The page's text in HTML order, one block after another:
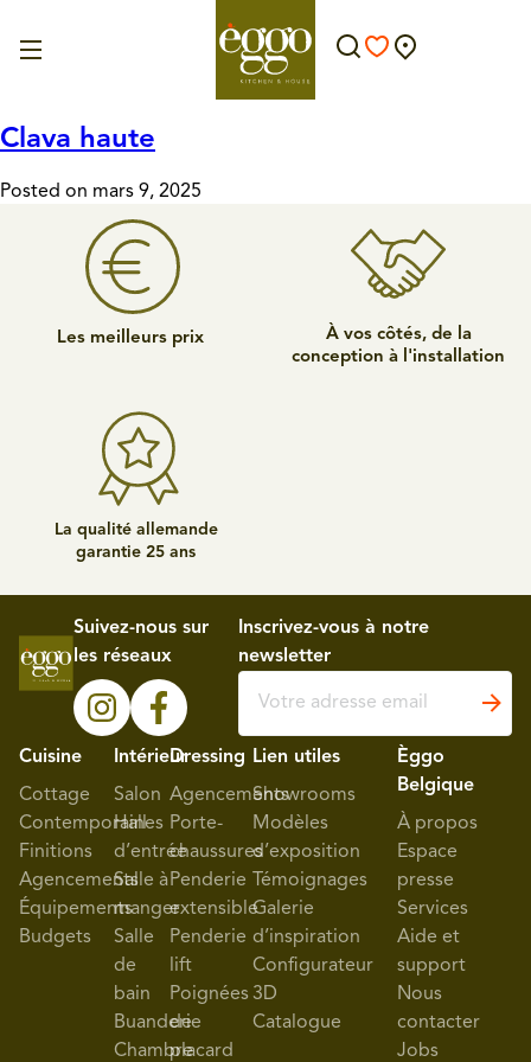
Clava haute
Posted on mars 9, 2025
Les meilleurs prix
À vos côtés, de la
conception à l'installation
La qualité allemande
garantie 25 ans
Suivez-nous sur
les réseaux
Inscrivez-vous à notre
newsletter
Cuisine
Cottage
Contemporaines
Finitions
Agencements
Équipements
Budgets
Intérieur
Salon
Hall
d’entrée
Salle à
manger
Salle
de
bain
Buanderie
Chambre
Dressing
Agencements
Porte-
chaussures
Penderie
extensible
Penderie
lift
Poignées
de
placard
Lien utiles
Showrooms
Modèles
d’exposition
Témoignages
Galerie
d’inspiration
Configurateur
3D
Catalogue
Èggo
Belgique
À propos
Espace
presse
Services
Aide et
support
Nous
contacter
Jobs